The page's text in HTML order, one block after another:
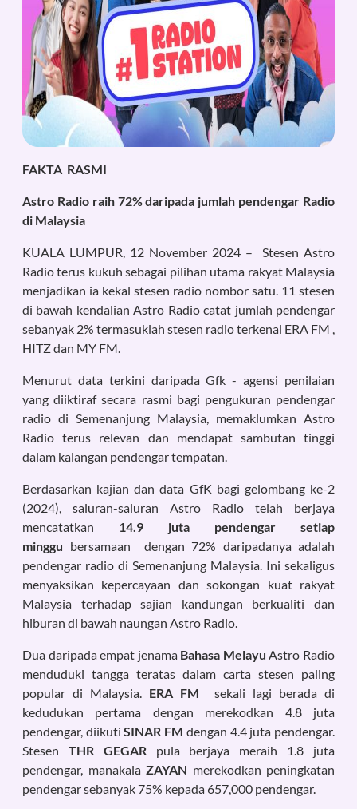
FAKTA RASMI
Astro Radio raih 72% daripada jumlah pendengar Radio
di Malaysia
KUALA LUMPUR, 12 November 2024 – Stesen Astro
Radio terus kukuh sebagai pilihan utama rakyat Malaysia
menjadikan ia kekal stesen radio nombor satu. 11 stesen
di bawah kendalian Astro Radio catat jumlah pendengar
sebanyak 2% termasuklah stesen radio terkenal ERA FM ,
HITZ dan MY FM.
Menurut data terkini daripada Gfk - agensi penilaian
yang diiktiraf secara rasmi bagi pengukuran pendengar
radio di Semenanjung Malaysia, memaklumkan Astro
Radio terus relevan dan mendapat sambutan tinggi
dalam kalangan pendengar tempatan.
Berdasarkan kajian dan data GfK bagi gelombang ke-2
(2024), saluran-saluran Astro Radio telah berjaya
mencatatkan 14.9 juta pendengar setiap
minggu bersamaan dengan 72% daripadanya adalah
pendengar radio di Semenanjung Malaysia. Ini sekaligus
menyaksikan kepercayaan dan sokongan kuat rakyat
Malaysia terhadap sajian kandungan berkualiti dan
hiburan di bawah naungan Astro Radio.
Dua daripada empat jenama Bahasa Melayu Astro Radio
menduduki tangga teratas dalam carta stesen paling
popular di Malaysia. ERA FM sekali lagi berada di
kedudukan pertama dengan merekodkan 4.8 juta
pendengar, diikutiSINAR FM dengan 4.4 juta pendengar.
Stesen THR GEGAR pula berjaya meraih 1.8 juta
pendengar, manakala ZAYAN merekodkan peningkatan
pendengar sebanyak 75% kepada657,000 pendengar.